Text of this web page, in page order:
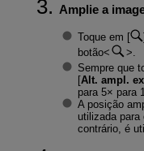
Amplie a
Toque em [
botão
Sempre que
[Alt. ampl.
para 5× para
A posição
utilizada
contrário, é